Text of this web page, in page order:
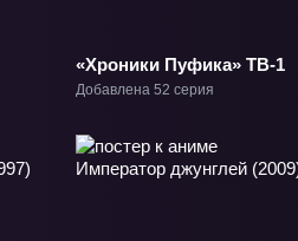
«Хроники Пуфика» ТВ-1
Добавлена 52 серия